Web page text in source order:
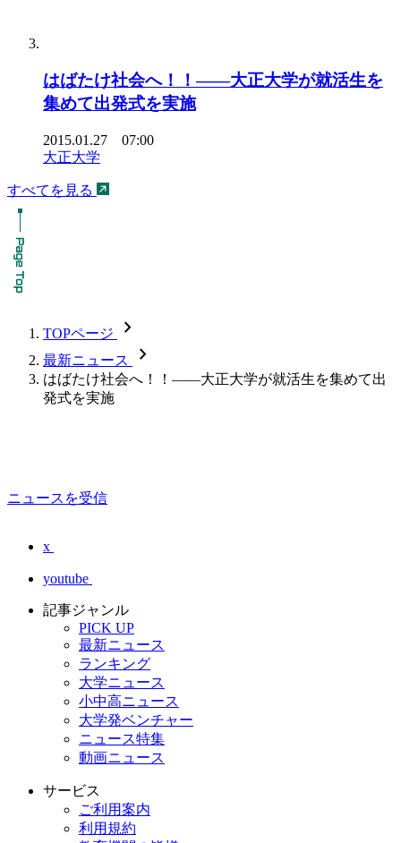
はばたけ社会へ！！――大正大学が就活生を
集めて出発式を実施
2015.01.27 07:00
大正大学
すべてを見る
TOPページ chevron_forward
最新ニュース chevron_forward
はばたけ社会へ！！――大正大学が就活生を集めて出
発式を実施
ニュースを受信
x
youtube
記事ジャンル
PICK UP
最新ニュース
ランキング
大学ニュース
小中高ニュース
大学発ベンチャー
ニュース特集
動画ニュース
サービス
ご利用案内
利用規約